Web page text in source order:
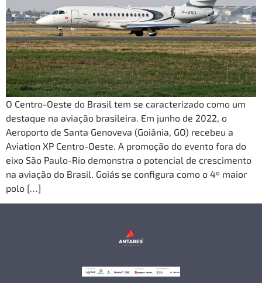
O Centro-Oeste do Brasil tem se caracterizado como um
destaque na aviação brasileira. Em junho de 2022, o
Aeroporto de Santa Genoveva (Goiânia, GO) recebeu a
Aviation XP Centro-Oeste. A promoção do evento fora do
eixo São Paulo-Rio demonstra o potencial de crescimento
na aviação do Brasil. Goiás se configura como o 4º maior
polo […]